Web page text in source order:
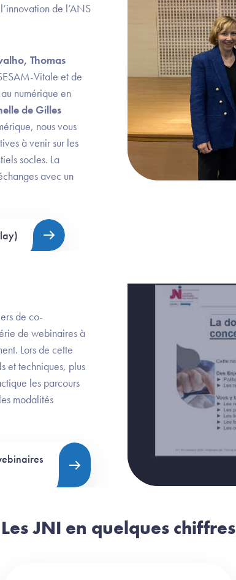
de l’ANS
Thomas
Vitale et de
numérique en
de Gilles
nous vous
à venir sur les
socles. La
avec un
de co-
de webinaires à
Lors de cette
et techniques, plus
les parcours
modalités
Les JNI en quelques chiffres